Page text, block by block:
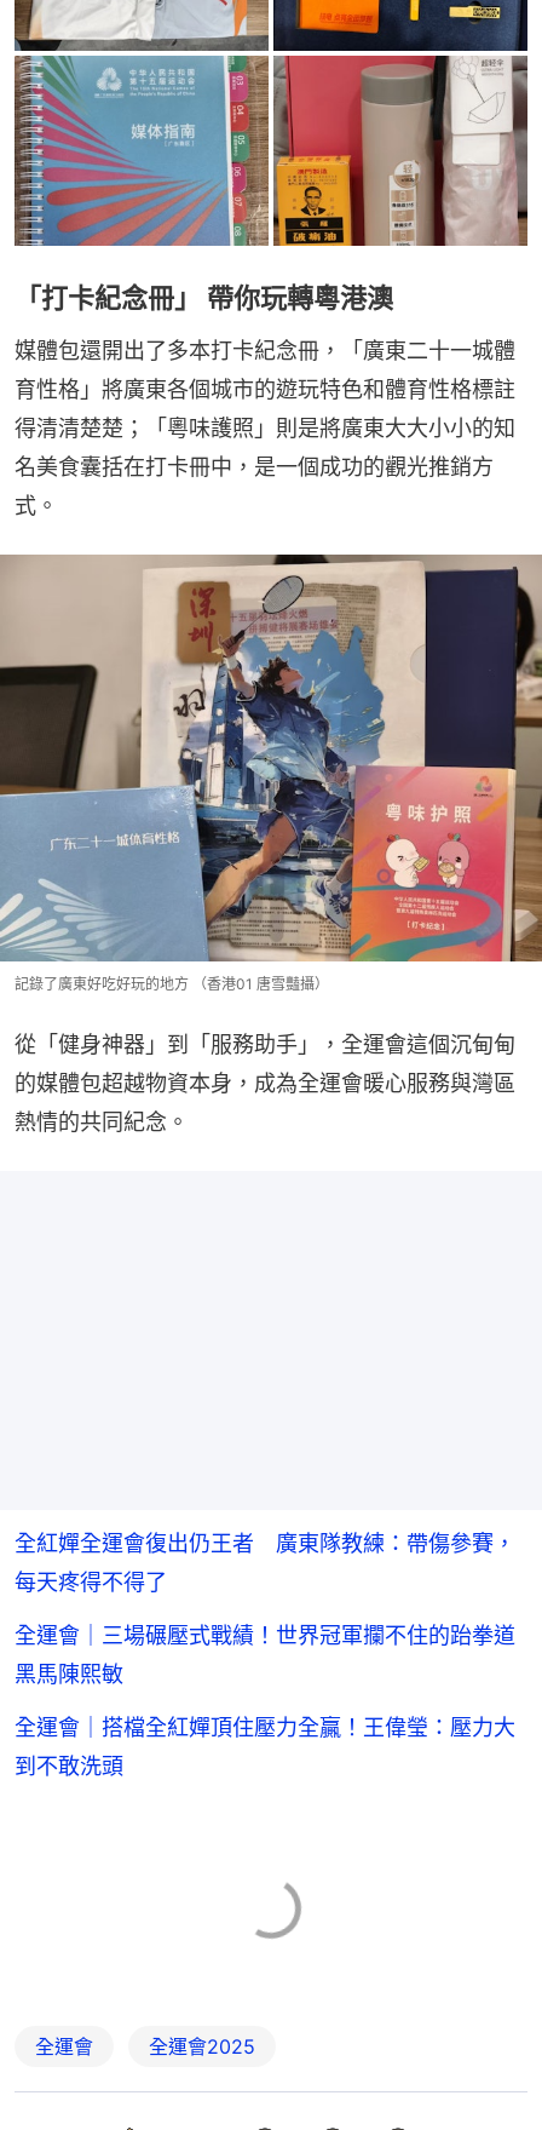
「打卡紀念冊」 帶你玩轉粵港澳
媒體包還開出了多本打卡紀念冊，「廣東二十一城體
育性格」將廣東各個城市的遊玩特色和體育性格標註
得清清楚楚；「粵味護照」則是將廣東大大小小的知
名美食囊括在打卡冊中，是一個成功的觀光推銷方
式。
記錄了廣東好吃好玩的地方 （香港01 唐雪豔攝）
從「健身神器」到「服務助手」，全運會這個沉甸甸
的媒體包超越物資本身，成為全運會暖心服務與灣區
熱情的共同紀念。
全紅嬋全運會復出仍王者 廣東隊教練：帶傷參賽，
每天疼得不得了
全運會｜三場碾壓式戰績！世界冠軍攔不住的跆拳道
黑馬陳熙敏
全運會｜搭檔全紅嬋頂住壓力全贏！王偉瑩：壓力大
到不敢洗頭
全運會 全運會2025